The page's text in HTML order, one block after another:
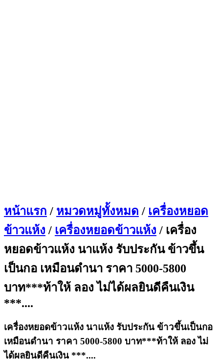
หน้าแรก / หมวดหมู่ทั้งหมด / เครื่องหยอด
ข้าวแห้ง / เครื่องหยอดข้าวแห้ง / เครื่อง
หยอดข้าวแห้ง นาแห้ง รับประกัน ข้าวขึ้น
เป็นกอ เหมือนดำนา ราคา 5000-5800
บาท***ท้าให้ ลอง ไม่ได้ผลยินดีคืนเงิน
***....
เครื่องหยอดข้าวแห้ง นาแห้ง รับประกัน ข้าวขึ้นเป็นกอ
เหมือนดำนา ราคา 5000-5800 บาท***ท้าให้ ลอง ไม่
ได้ผลยินดีคืนเงิน ***....